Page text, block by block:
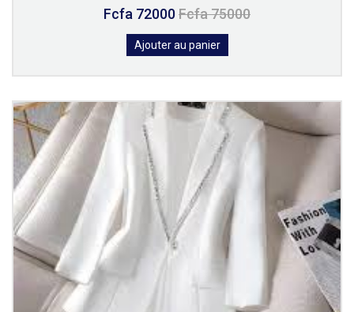
Fcfa 72000Fcfa 75000
Ajouter au panier